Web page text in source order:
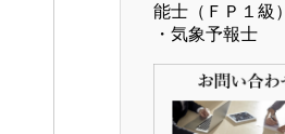
能士（ＦＰ１級）
・気象予報士